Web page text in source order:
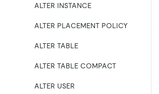
ALTER INSTANCE
ALTER PLACEMENT POLICY
ALTER TABLE
ALTER TABLE COMPACT
ALTER USER